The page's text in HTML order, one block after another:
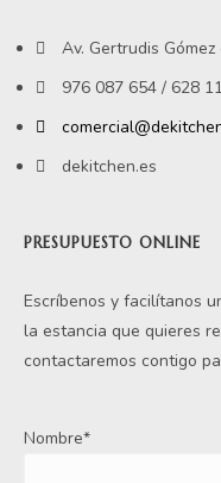
Av. Gertrudis
976 087 654 / 628
dekitchen.es
PRESUPUESTO ONLINE
Escríbenos y facilítanos
la estancia que quieres
contactaremos contigo
Nombre*